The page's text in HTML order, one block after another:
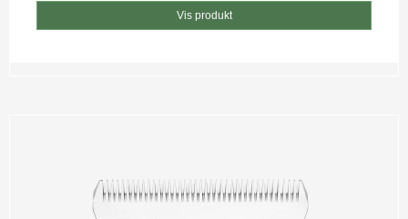
Vis produkt